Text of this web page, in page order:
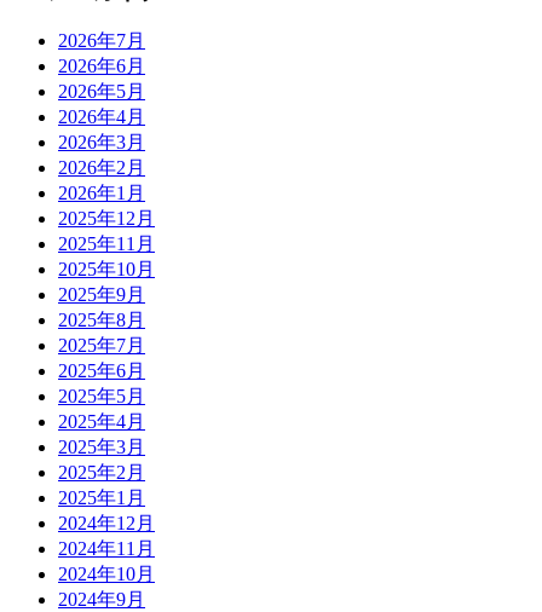
2026年7月
2026年6月
2026年5月
2026年4月
2026年3月
2026年2月
2026年1月
2025年12月
2025年11月
2025年10月
2025年9月
2025年8月
2025年7月
2025年6月
2025年5月
2025年4月
2025年3月
2025年2月
2025年1月
2024年12月
2024年11月
2024年10月
2024年9月